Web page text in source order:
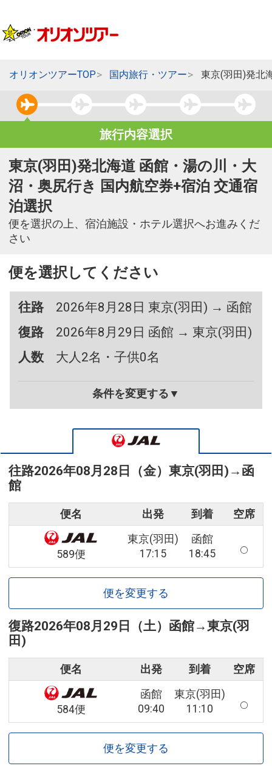
オリオンツアーTOP 国内旅行・ツアー 東京(羽田)発北
旅行内容選択
東京(羽田)発北海道 函館・湯の川・大
沼・奥尻行き 国内航空券+宿泊 交通宿
泊選択
便を選択の上、宿泊施設・ホテル選択へお進みくだ
さい
便を選択してください
往路
2026年8月28日 東京(羽田) → 函館
復路
2026年8月29日 函館 → 東京(羽田)
人数
大人2名・子供0名
条件を変更する▼
往路2026年08月28日（金） 東京(羽田) → 函
館
便名 出発 到着 空席
589便
東京(羽田)
17:15
函館
18:45
便を変更する
復路2026年08月29日（土） 函館→東京(羽
田)
便名 出発 到着 空席
584便
函館
09:40
東京(羽田)
11:10
便を変更する